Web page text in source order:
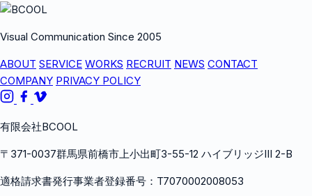
Visual Communication Since 2005
ABOUT SERVICE WORKS RECRUIT NEWS CONTACT
COMPANY PRIVACY POLICY
有限会社BCOOL
〒371-0037群馬県前橋市上小出町3-55-12 ハイブリッジIII 2-B
適格請求書発行事業者登録番号：T7070002008053